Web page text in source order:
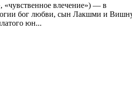
влечение») — в
бог любви, сын Лакшми и
юн...